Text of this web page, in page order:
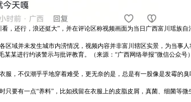
，还行，浪还挺大”，并在评论区称视频画面为当日广西富川瑶族
域并未发生城市内涝情况，视频内容并非富川辖区实景，为当事
某进行约谈警示与批评教育。（来源：“广西网络举报”微信公众号）
，不仅潮乎乎地穿着难受，更无奈的是，总是有一股像是发霉的臭
要有一点“养料”，比如残留在衣服上的皮脂皮屑，真菌、细菌等微